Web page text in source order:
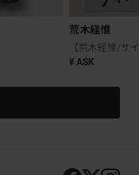
荒木経惟
¥ ASK